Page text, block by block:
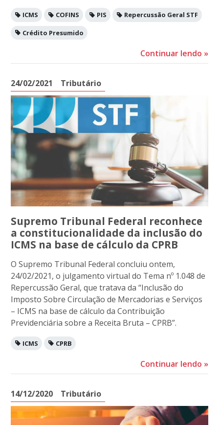
ICMS COFINS PIS Repercussão Geral STF
Crédito Presumido
Continuar lendo »
24/02/2021 Tributário
Supremo Tribunal Federal reconhece
a constitucionalidade da inclusão do
ICMS na base de cálculo da CPRB
O Supremo Tribunal Federal concluiu ontem,
24/02/2021, o julgamento virtual do Tema nº 1.048 de
Repercussão Geral, que tratava da “Inclusão do
Imposto Sobre Circulação de Mercadorias e Serviços
– ICMS na base de cálculo da Contribuição
Previdenciária sobre a Receita Bruta – CPRB”.
ICMS CPRB
Continuar lendo »
14/12/2020 Tributário